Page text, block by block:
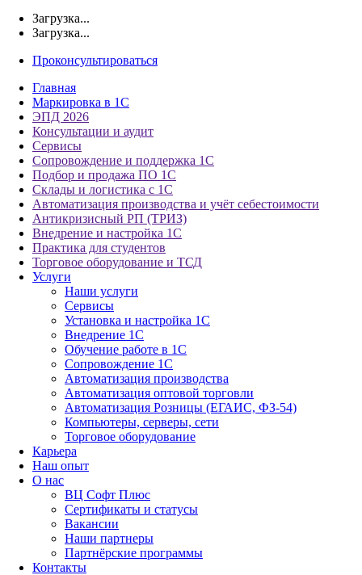
Загрузка...
Загрузка...
Проконсультироваться
Главная
Маркировка в 1С
ЭПД 2026
Консультации и аудит
Сервисы
Сопровождение и поддержка 1С
Подбор и продажа ПО 1С
Склады и логистика с 1С
Автоматизация производства и учёт себестоимости
Антикризисный РП (ТРИЗ)
Внедрение и настройка 1С
Практика для студентов
Торговое оборудование и ТСД
Услуги
Наши услуги
Сервисы
Установка и настройка 1С
Внедрение 1С
Обучение работе в 1С
Сопровождение 1С
Автоматизация производства
Автоматизация оптовой торговли
Автоматизация Розницы (ЕГАИС, ФЗ-54)
Компьютеры, серверы, сети
Торговое оборудование
Карьера
Наш опыт
О нас
ВЦ Софт Плюс
Сертификаты и статусы
Вакансии
Наши партнеры
Партнёрские программы
Контакты